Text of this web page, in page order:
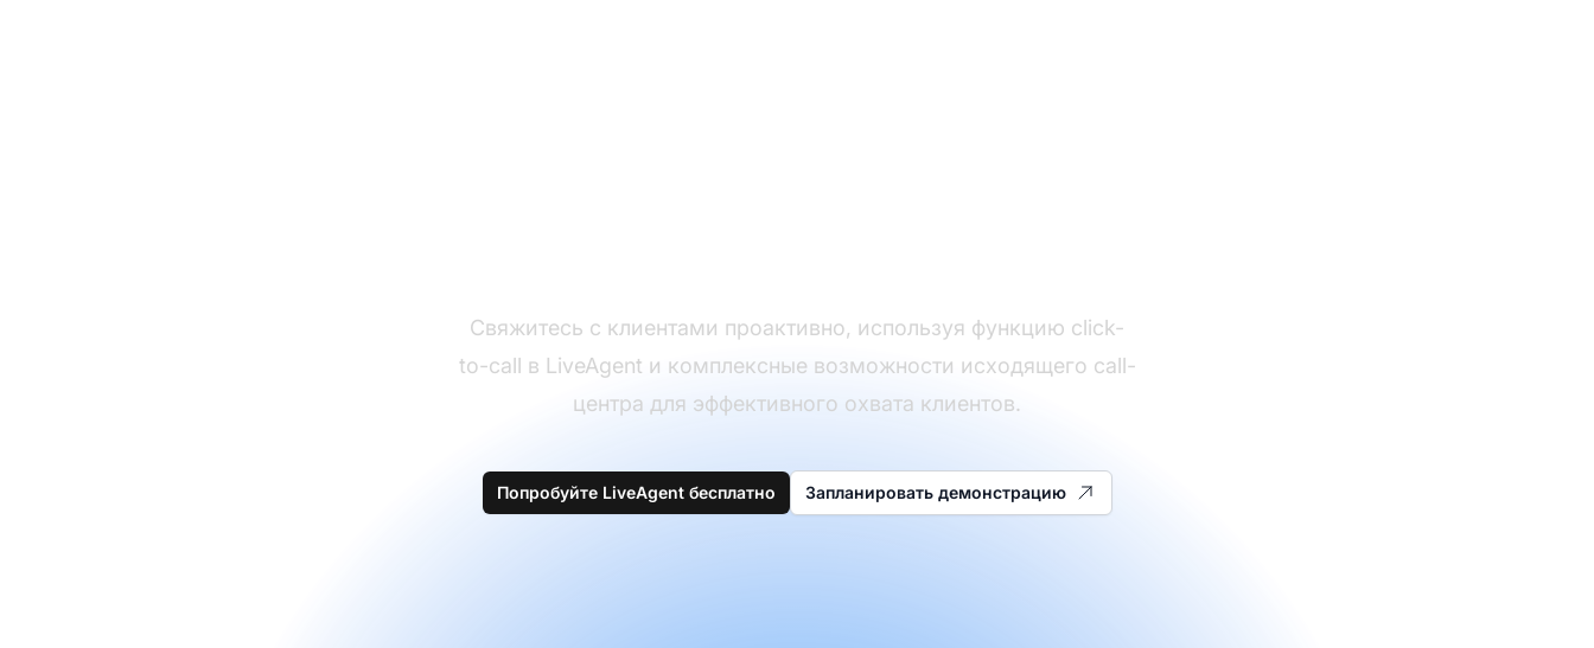
Свяжитесь с клиентами проактивно, используя функцию click-
to-call в LiveAgent и комплексные возможности исходящего call-
центра для эффективного охвата клиентов.
Попробуйте LiveAgent бесплатно Запланировать демонстрацию